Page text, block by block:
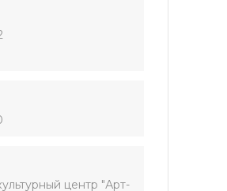
центр "Арт-